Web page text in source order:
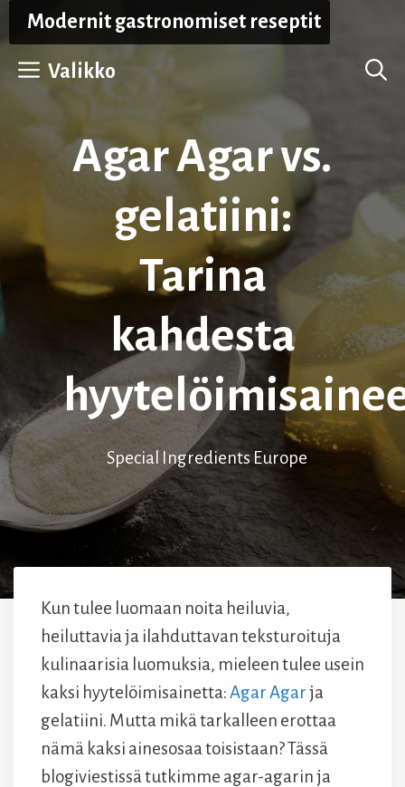
Siirry
sisältöön
Modernit gastronomiset reseptit
Valikko
Agar Agar vs.
gelatiini:
Tarina
kahdesta
Special Ingredients Europe
Kun tulee luomaan noita heiluvia,
heiluttavia ja ilahduttavan teksturoituja
kulinaarisia luomuksia, mieleen tulee usein
kaksi hyytelöimisainetta:Agar Agarja
gelatiini. Mutta mikä tarkalleen erottaa
nämä kaksi ainesosaa toisistaan? Tässä
blogiviestissä tutkimme agar-agarin ja